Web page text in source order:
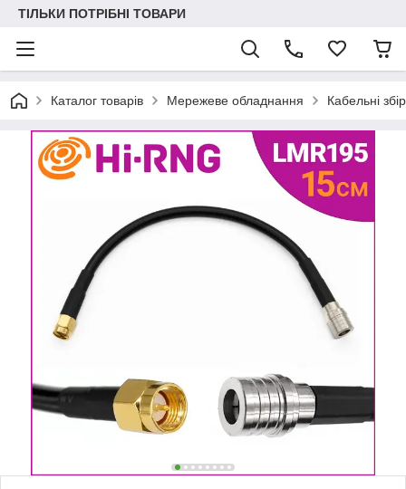
ТІЛЬКИ ПОТРІБНІ ТОВАРИ
Каталог товарів Мережеве обладнання Кабельні